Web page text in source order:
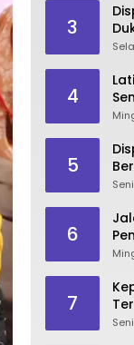
3
4
5
6
7